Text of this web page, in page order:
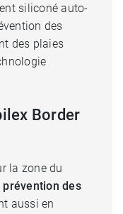
siliconé auto-
des
des plaies
Border
la zone du
prévention des
aussi en